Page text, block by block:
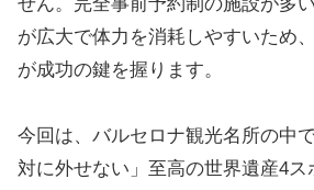
が広大で体力を消耗しやすいため
が成功の鍵を握ります。
今回は、バルセロナ観光名所の中
対に外せない」至高の世界遺産4